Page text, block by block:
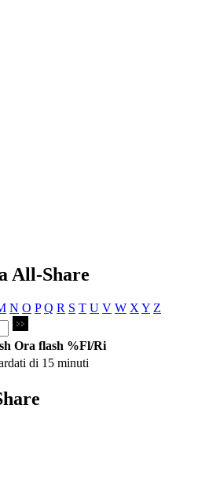
All-Share
N O P Q R S T U V W X Y Z
Ora flash %Fl/Ri
di 15 minuti